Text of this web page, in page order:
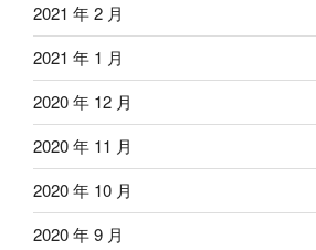
2021 年 2 月
2021 年 1 月
2020 年 12 月
2020 年 11 月
2020 年 10 月
2020 年 9 月